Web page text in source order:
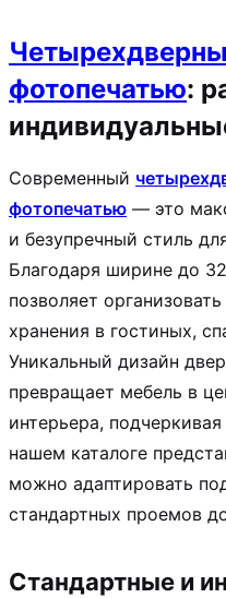
фотопечатью:
Современный
фотопечатью — это
и безупречный стиль
Благодаря ширине до
позволяет
хранения в гостиных,
Уникальный дизайн
превращает мебель в
интерьера,
нашем каталоге
можно адаптировать
стандартных проемов
Стандартные и